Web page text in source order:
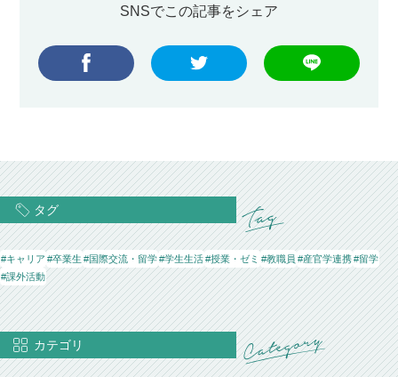
SNSでこの記事をシェア
タグ
#キャリア #卒業生 #国際交流・留学#学生生活#授業・ゼミ #教職員 #産官学連携#留学
#課外活動
カテゴリ